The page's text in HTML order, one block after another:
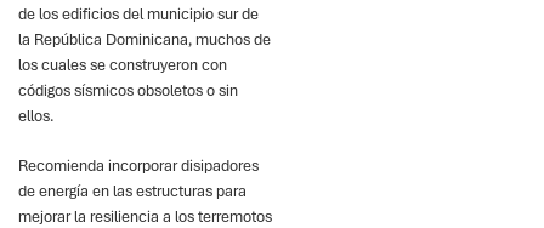
de los edificios del municipio sur de
la República Dominicana, muchos de
los cuales se construyeron con
códigos sísmicos obsoletos o sin
ellos.
Recomienda incorporar disipadores
de energía en las estructuras para
mejorar la resiliencia a los terremotos